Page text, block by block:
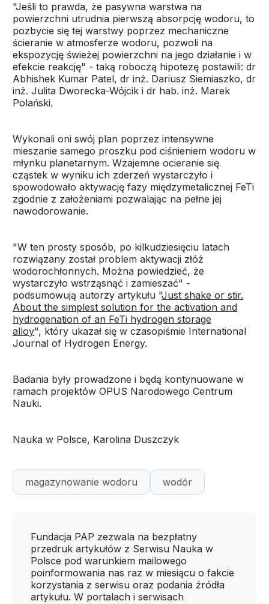
"Jeśli to prawda, że pasywna warstwa na
powierzchni utrudnia pierwszą absorpcję wodoru, to
pozbycie się tej warstwy poprzez mechaniczne
ścieranie w atmosferze wodoru, pozwoli na
ekspozycję świeżej powierzchni na jego działanie i w
efekcie reakcję" - taką roboczą hipotezę postawili: dr
Abhishek Kumar Patel, dr inż. Dariusz Siemiaszko, dr
inż. Julita Dworecka-Wójcik i dr hab. inż. Marek
Polański.
Wykonali oni swój plan poprzez intensywne
mieszanie samego proszku pod ciśnieniem wodoru w
młynku planetarnym. Wzajemne ocieranie się
cząstek w wyniku ich zderzeń wystarczyło i
spowodowało aktywację fazy międzymetalicznej FeTi
zgodnie z założeniami pozwalając na pełne jej
nawodorowanie.
"W ten prosty sposób, po kilkudziesięciu latach
rozwiązany został problem aktywacji złóż
wodorochłonnych. Można powiedzieć, że
wystarczyło wstrząsnąć i zamieszać" -
podsumowują autorzy artykułu "Just shake or stir.
About the simplest solution for the activation and
hydrogenation of an FeTi hydrogen storage
alloy", który ukazał się w czasopiśmie International
Journal of Hydrogen Energy.
Badania były prowadzone i będą kontynuowane w
ramach projektów OPUS Narodowego Centrum
Nauki.
Nauka w Polsce, Karolina Duszczyk
magazynowanie wodoru wodór
Fundacja PAP zezwala na bezpłatny
przedruk artykułów z Serwisu Nauka w
Polsce pod warunkiem mailowego
poinformowania nas raz w miesiącu o fakcie
korzystania z serwisu oraz podania źródła
artykułu. W portalach i serwisach